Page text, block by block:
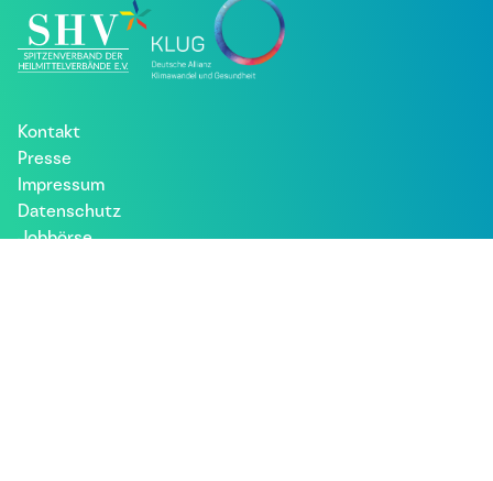
Kontakt
Presse
Impressum
Datenschutz
Jobbörse